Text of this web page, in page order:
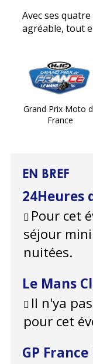
Avec ses
agréable, tout
Grand Prix Moto
France
EN BREF
24Heures
Pour cet
séjour
nuitées.
Le Mans
Il n'ya
pour cet
GP